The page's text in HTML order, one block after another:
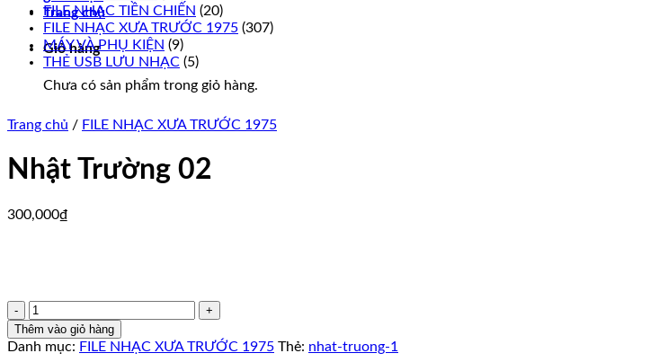
Trang chủ
Giỏ hàng
Chưa có sản phẩm trong giỏ hàng.
FILE NHẠC TIỀN CHIẾN (20)
FILE NHẠC XƯA TRƯỚC 1975 (307)
MÁY VÀ PHỤ KIỆN (9)
THẺ USB LƯU NHẠC (5)
Trang chủ / FILE NHẠC XƯA TRƯỚC 1975
Nhật Trường 02
300,000₫
Nhật
Trường
02
Thêm vào giỏ hàng
Danh mục: FILE NHẠC XƯA TRƯỚC 1975 Thẻ: nhat-truong-1